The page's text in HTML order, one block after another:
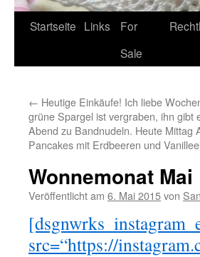
Startseite Links
For
Sale
← Heutige Einkäufe! Ich liebe
grüne Spargel ist vergraben, ihn gibt
Abend zu Bandnudeln. Heute Mittag
Pancakes mit Erdbeeren und
Wonnemonat Mai
Veröffentlicht am 6. Mai 2015von
src=“https://